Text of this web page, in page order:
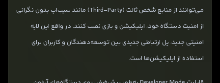
می‌توانند از منابع شخص ثالث (Third-Party) مانند سیب‌اپ بدون نگرانی
از امنیت دستگاه خود، اپلیکیشن و بازی نصب کنند. در واقع این لایه
امنیتی جدید، پل ارتباطی جدیدی بین توسعه‌دهندگان و کاربران برای
استفاده از اپلیکیشن‌ها است.